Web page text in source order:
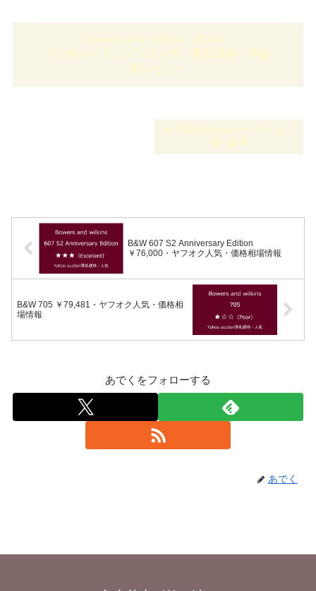
Bowers and wilkins（B&W）
その他オークションの人気・落札価格・評論
家レビュー
➡︎ 今回のYahooオークション
落札結果
B&W 607 S2 Anniversary Edition
￥76,000・ヤフオク人気・価格相場情報
B&W 705 ￥79,481・ヤフオク人気・価格相
場情報
あでくをフォローする
あでく